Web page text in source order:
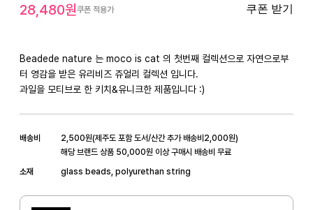
28,480원쿠폰 적용가 쿠폰 받기
Beadede nature 는 moco is cat 의 첫번째 컬렉션으로 자연으로부
터 영감을 받은 유리비즈 쥬얼리 컬렉션 입니다.
과일을 모티브로 한 키치&유니크한 제품입니다 :)
배송비 2,500원(제주도 포함 도서/산간 추가 배송비2,000원)
해당 브랜드 상품 50,000원 이상 구매시 배송비 무료
소재
glass beads, polyurethan string